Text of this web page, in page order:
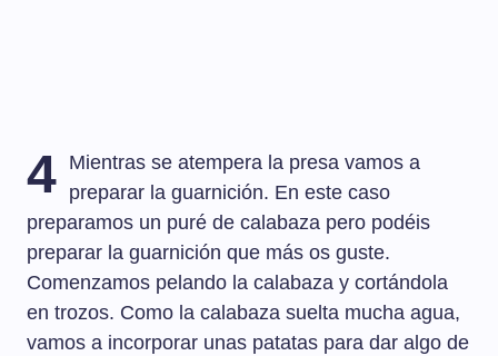
4 Mientras se atempera la presa vamos a
preparar la guarnición. En este caso
preparamos un puré de calabaza pero podéis
preparar la guarnición que más os guste.
Comenzamos pelando la calabaza y cortándola
en trozos. Como la calabaza suelta mucha agua,
vamos a incorporar unas patatas para dar algo de